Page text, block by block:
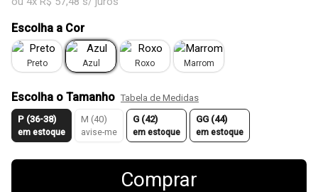
Escolha a Cor
Preto Azul Roxo Marrom
Escolha o Tamanho Tabela de Medidas
P (36-38)
em estoque
M (40)
avise-me
G (42)
em estoque
GG (44)
em estoque
Comprar